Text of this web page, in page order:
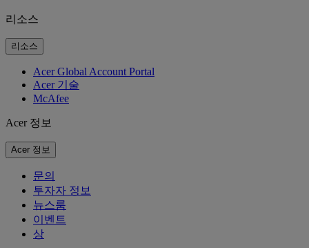
리소스
리소스
Acer Global Account Portal
Acer 기술
McAfee
Acer 정보
Acer 정보
문의
투자자 정보
뉴스룸
이벤트
상